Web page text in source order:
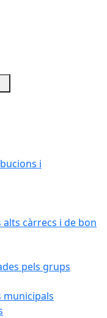
i
càrrecs i de bon
pels grups
municipals